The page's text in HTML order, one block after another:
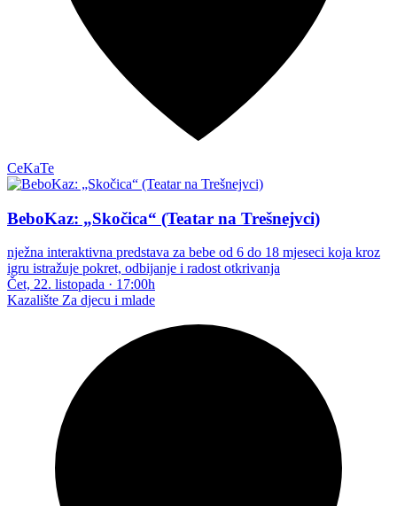
CeKaTe
BeboKaz: „Skočica“ (Teatar na Trešnejvci)
nježna interaktivna predstava za bebe od 6 do 18 mjeseci koja kroz
igru istražuje pokret, odbijanje i radost otkrivanja
Čet, 22. listopada · 17:00h
Kazalište Za djecu i mlade